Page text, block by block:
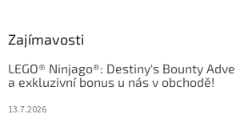
Zajímavosti
LEGO® Ninjago®: Destiny's Bounty
a exkluzivní bonus u nás v obchodě!
13.7.2026